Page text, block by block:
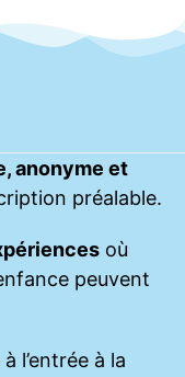
anonyme et
préalable.
où
peuvent
l’entrée à la